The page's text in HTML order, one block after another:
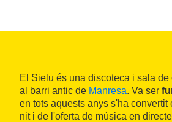
El Sielu és una discoteca i sala de
al barri antic de Manresa. Va ser
en tots aquests anys s'ha convertit
nit i de l'oferta de música en